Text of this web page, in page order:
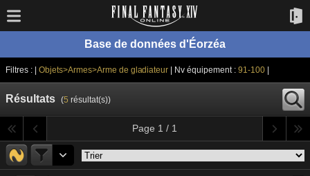
Base de données d'Éorzéa
Filtres : | Objets>Armes>Arme de gladiateur | Nv équipement :91-100
Résultats (5 résultat(s))
Page 1 / 1